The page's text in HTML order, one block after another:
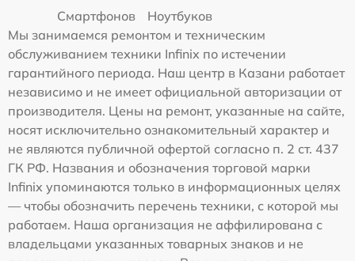
Смартфонов
Ноутбуков
Мы занимаемся ремонтом и техническим
обслуживанием техники Infinix по истечении
гарантийного периода. Наш центр в Казани работает
независимо и не имеет официальной авторизации от
производителя. Цены на ремонт, указанные на сайте,
носят исключительно ознакомительный характер и
не являются публичной офертой согласно п. 2 ст. 437
ГК РФ. Названия и обозначения торговой марки
Infinix упоминаются только в информационных целях
— чтобы обозначить перечень техники, с которой мы
работаем. Наша организация не аффилирована с
владельцами указанных товарных знаков и не